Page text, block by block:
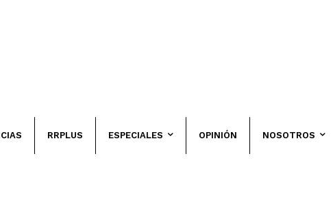
RRPLUS ESPECIALES OPINIÓN NOSOTROS